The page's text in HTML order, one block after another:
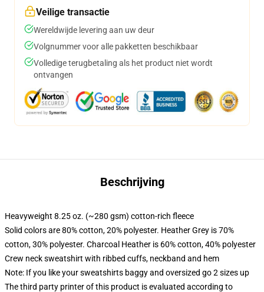
Veilige transactie
Wereldwijde levering aan uw deur
Volgnummer voor alle pakketten beschikbaar
Volledige terugbetaling als het product niet wordt
ontvangen
Beschrijving
Heavyweight 8.25 oz. (~280 gsm) cotton-rich fleece
Solid colors are 80% cotton, 20% polyester. Heather Grey is 70%
cotton, 30% polyester. Charcoal Heather is 60% cotton, 40% polyester
Crew neck sweatshirt with ribbed cuffs, neckband and hem
Note: If you like your sweatshirts baggy and oversized go 2 sizes up
The third party printer of this product is evaluated according to